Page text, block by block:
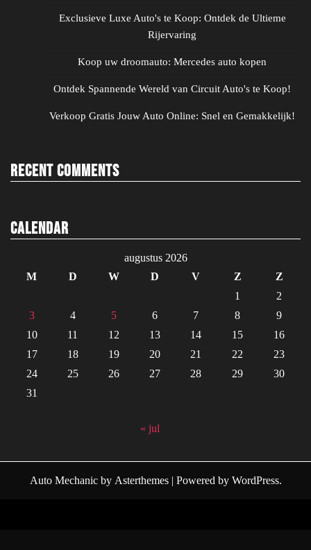
Exclusieve Luxe Auto's te Koop: Ontdek de Ultieme
Rijervaring
Koop uw droomauto: Mercedes auto kopen
Ontdek Spannende Wereld van Circuit Auto's te Koop!
Verkoop Gratis Jouw Auto Online: Snel en Gemakkelijk!
Recent Comments
Calendar
augustus 2026
M
D W D V Z
Z
1
2
3
4 5 6 7 8
9
10
11 12 13 14 15
16
17
18 19 20 21 22
23
24
25 26 27 28 29
30
31
« jul
Auto Mechanicby Asterthemes| Powered by WordPress.